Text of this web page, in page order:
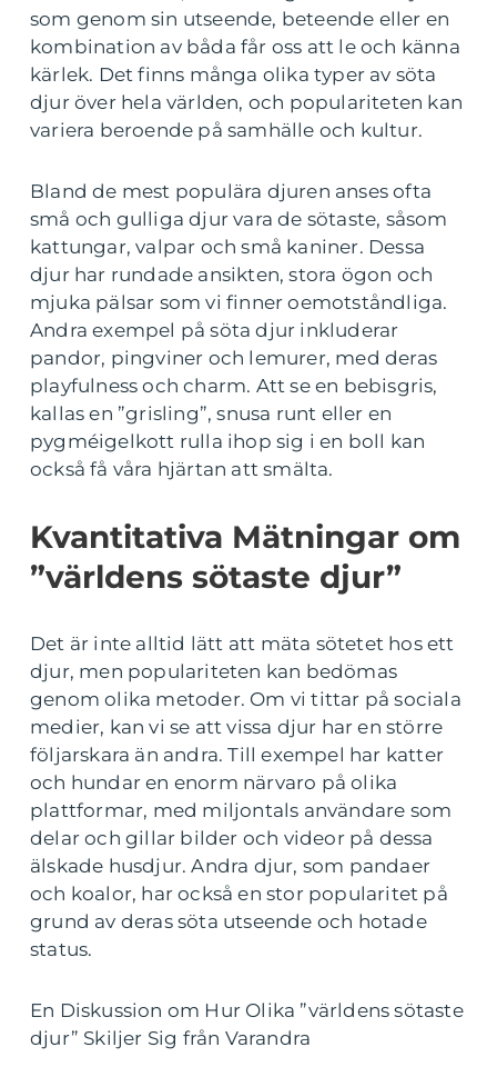
som genom sin utseende, beteende eller en
kombination av båda får oss att le och känna
kärlek. Det finns många olika typer av söta
djur över hela världen, och populariteten kan
variera beroende på samhälle och kultur.
Bland de mest populära djuren anses ofta
små och gulliga djur vara de sötaste, såsom
kattungar, valpar och små kaniner. Dessa
djur har rundade ansikten, stora ögon och
mjuka pälsar som vi finner oemotståndliga.
Andra exempel på söta djur inkluderar
pandor, pingviner och lemurer, med deras
playfulness och charm. Att se en bebisgris,
kallas en ”grisling”, snusa runt eller en
pygméigelkott rulla ihop sig i en boll kan
också få våra hjärtan att smälta.
Kvantitativa Mätningar om
”världens sötaste djur”
Det är inte alltid lätt att mäta sötetet hos ett
djur, men populariteten kan bedömas
genom olika metoder. Om vi tittar på sociala
medier, kan vi se att vissa djur har en större
följarskara än andra. Till exempel har katter
och hundar en enorm närvaro på olika
plattformar, med miljontals användare som
delar och gillar bilder och videor på dessa
älskade husdjur. Andra djur, som pandaer
och koalor, har också en stor popularitet på
grund av deras söta utseende och hotade
status.
En Diskussion om Hur Olika ”världens sötaste
djur” Skiljer Sig från Varandra